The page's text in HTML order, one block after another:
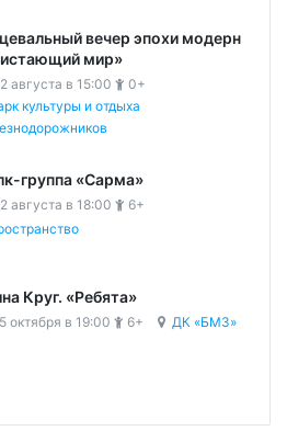
вечер эпохи модерн
мир»
августа в 15:00
0+
культуры и отдыха
группа «Сарма»
августа в 18:00
6+
Круг. «Ребята»
октября в 19:00 6+ ДК «БМЗ»